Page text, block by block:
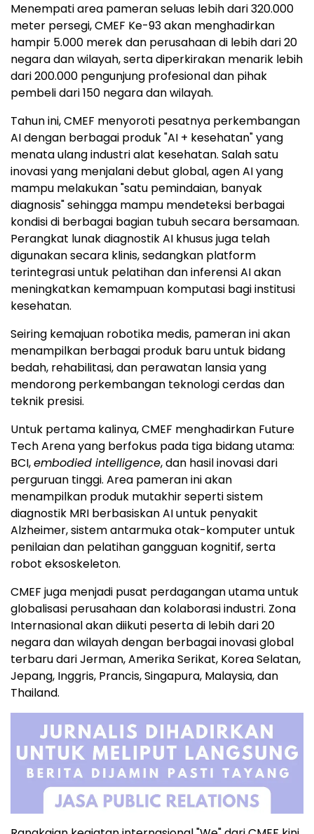
Menempati area pameran seluas lebih dari 320.000
meter persegi, CMEF Ke-93 akan menghadirkan
hampir 5.000 merek dan perusahaan di lebih dari 20
negara dan wilayah, serta diperkirakan menarik lebih
dari 200.000 pengunjung profesional dan pihak
pembeli dari 150 negara dan wilayah.
Tahun ini, CMEF menyoroti pesatnya perkembangan
AI dengan berbagai produk "AI + kesehatan" yang
menata ulang industri alat kesehatan. Salah satu
inovasi yang menjalani debut global, agen AI yang
mampu melakukan "satu pemindaian, banyak
diagnosis" sehingga mampu mendeteksi berbagai
kondisi di berbagai bagian tubuh secara bersamaan.
Perangkat lunak diagnostik AI khusus juga telah
digunakan secara klinis, sedangkan platform
terintegrasi untuk pelatihan dan inferensi AI akan
meningkatkan kemampuan komputasi bagi institusi
kesehatan.
Seiring kemajuan robotika medis, pameran ini akan
menampilkan berbagai produk baru untuk bidang
bedah, rehabilitasi, dan perawatan lansia yang
mendorong perkembangan teknologi cerdas dan
teknik presisi.
Untuk pertama kalinya, CMEF menghadirkan Future
Tech Arena yang berfokus pada tiga bidang utama:
BCI,embodied intelligence, dan hasil inovasi dari
perguruan tinggi. Area pameran ini akan
menampilkan produk mutakhir seperti sistem
diagnostik MRI berbasiskan AI untuk penyakit
Alzheimer, sistem antarmuka otak-komputer untuk
penilaian dan pelatihan gangguan kognitif, serta
robot eksoskeleton.
CMEF juga menjadi pusat perdagangan utama untuk
globalisasi perusahaan dan kolaborasi industri. Zona
Internasional akan diikuti peserta di lebih dari 20
negara dan wilayah dengan berbagai inovasi global
terbaru dari Jerman, Amerika Serikat, Korea Selatan,
Jepang, Inggris, Prancis, Singapura, Malaysia, dan
Thailand.